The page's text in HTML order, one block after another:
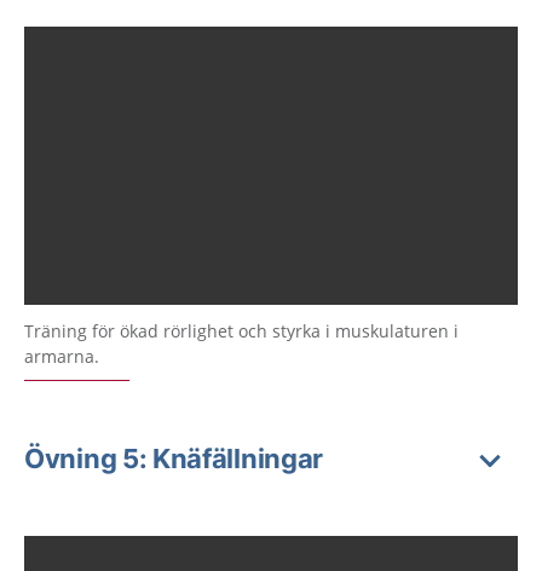
Träning för ökad rörlighet och styrka i muskulaturen i
armarna.
Övning 5: Knäfällningar